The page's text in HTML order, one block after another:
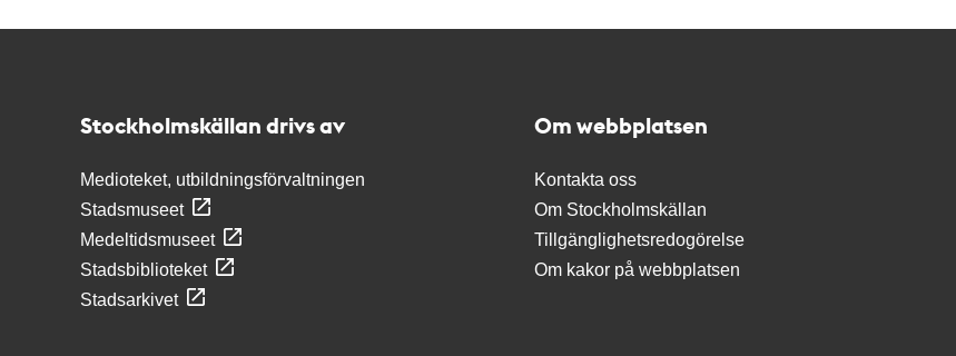
Stockholmskällan drivs av
Medioteket, utbildningsförvaltningen
Stadsmuseet
Medeltidsmuseet
Stadsbiblioteket
Stadsarkivet
Om webbplatsen
Kontakta oss
Om Stockholmskällan
Tillgänglighetsredogörelse
Om kakor på webbplatsen